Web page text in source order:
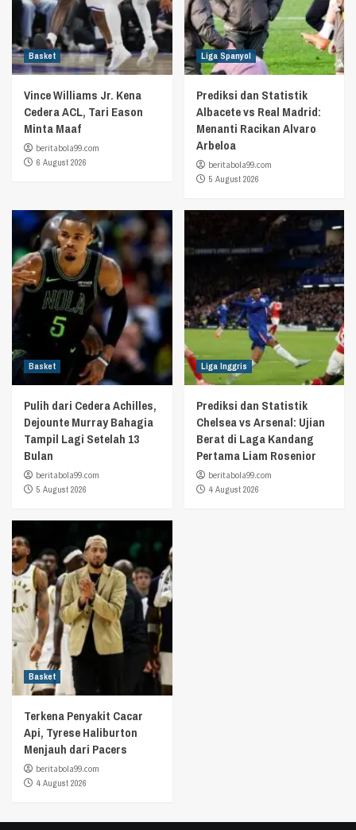
Basket
Vince Williams Jr. Kena
Cedera ACL, Tari Eason
Minta Maaf
beritabola99.com
6 August 2026
Liga Spanyol
Prediksi dan Statistik
Albacete vs Real Madrid:
Menanti Racikan Alvaro
Arbeloa
beritabola99.com
5 August 2026
Basket
Pulih dari Cedera Achilles,
Dejounte Murray Bahagia
Tampil Lagi Setelah 13
Bulan
beritabola99.com
5 August 2026
Liga Inggris
Prediksi dan Statistik
Chelsea vs Arsenal: Ujian
Berat di Laga Kandang
Pertama Liam Rosenior
beritabola99.com
4 August 2026
Basket
Terkena Penyakit Cacar
Api, Tyrese Haliburton
Menjauh dari Pacers
beritabola99.com
4 August 2026